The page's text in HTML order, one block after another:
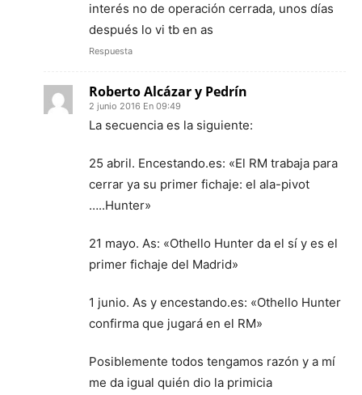
interés no de operación cerrada, unos días
después lo vi tb en as
Respuesta
Roberto Alcázar y Pedrín
2 junio 2016 En 09:49
La secuencia es la siguiente:
25 abril. Encestando.es: «El RM trabaja para
cerrar ya su primer fichaje: el ala-pivot
…..Hunter»
21 mayo. As: «Othello Hunter da el sí y es el
primer fichaje del Madrid»
1 junio. As y encestando.es: «Othello Hunter
confirma que jugará en el RM»
Posiblemente todos tengamos razón y a mí
me da igual quién dio la primicia